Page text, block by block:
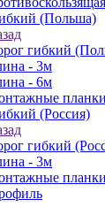
(Польша)
гибкий
- 3м
- 6м
планки
(Россия)
гибкий
- 3м
планки